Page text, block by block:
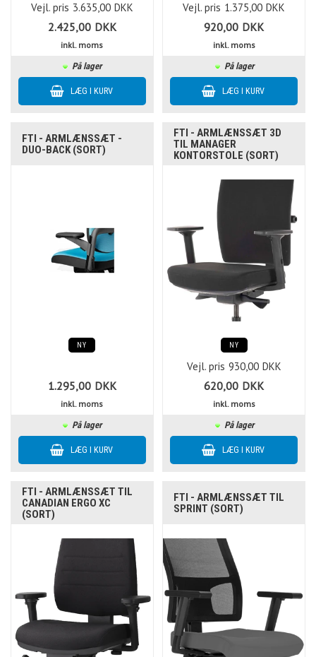
Vejl. pris 3.635,00 DKK
2.425,00 DKK
inkl. moms
På lager
Vejl. pris 1.375,00 DKK
920,00 DKK
inkl. moms
På lager
FTI - ARMLÆNSSÆT -
DUO-BACK (SORT)
NY
1.295,00 DKK
inkl. moms
På lager
FTI - ARMLÆNSSÆT 3D
TIL MANAGER
KONTORSTOLE (SORT)
NY
Vejl. pris 930,00 DKK
620,00 DKK
inkl. moms
På lager
FTI - ARMLÆNSSÆT TIL
CANADIAN ERGO XC
(SORT)
FTI - ARMLÆNSSÆT TIL
SPRINT (SORT)